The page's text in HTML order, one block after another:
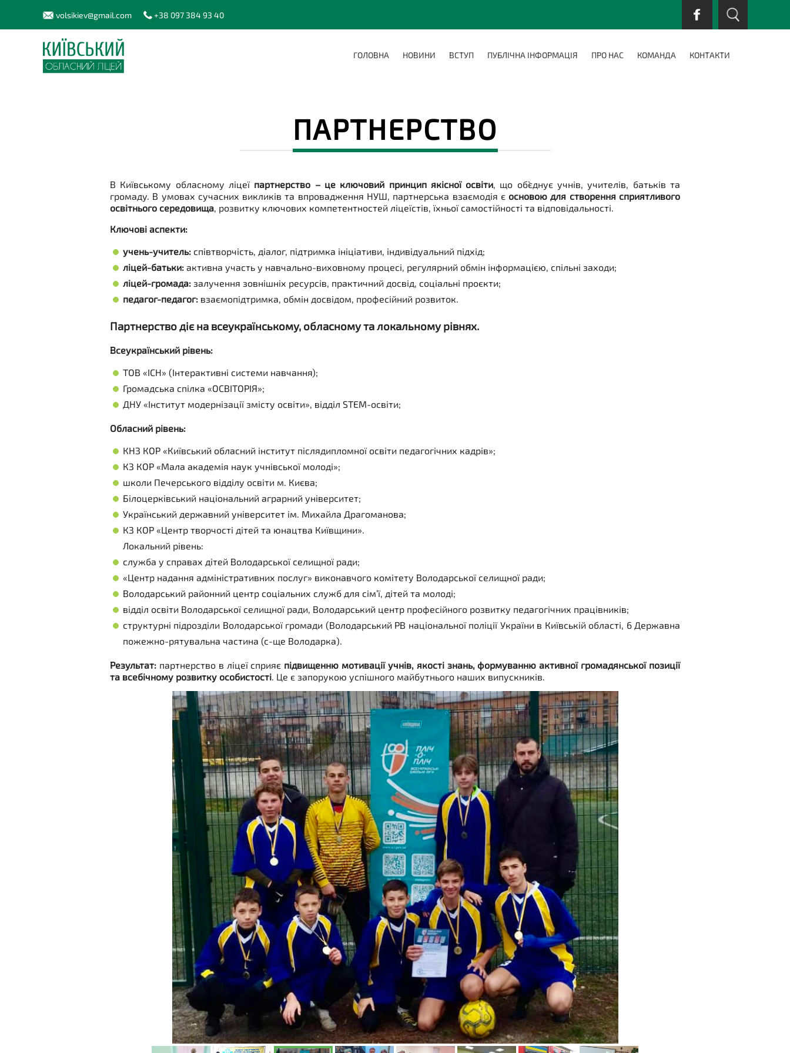
volsikiev@gmail.com +38 097 384 93 40
ГОЛОВНА НОВИНИ ВСТУП ПУБЛІЧНА ІНФОРМАЦІЯ ПРО НАС КОМАНДА КОНТАКТИ
ПАРТНЕРСТВО
В Київському обласному ліцеї партнерство – це ключовий принцип якісної освіти, що об`єднує учнів, учителів, батьків та
громаду. В умовах сучасних викликів та впровадження НУШ, партнерська взаємодія є основою для створення сприятливого
освітнього середовища, розвитку ключових компетентностей ліцеїстів, їхньої самостійності та відповідальності.
Ключові аспекти:
учень-учитель: співтворчість, діалог, підтримка ініціативи, індивідуальний підхід;
ліцей-батьки: активна участь у навчально-виховному процесі, регулярний обмін інформацією, спільні заходи;
ліцей-громада: залучення зовнішніх ресурсів, практичний досвід, соціальні проєкти;
педагог-педагог: взаємопідтримка, обмін досвідом, професійний розвиток.
Партнерство діє на всеукраїнському, обласному та локальному рівнях.
Всеукраїнський рівень:
ТОВ «ІСН» (Інтерактивні системи навчання);
Громадська спілка «ОСВІТОРІЯ»;
ДНУ «Інститут модернізації змісту освіти», відділ STEM-освіти;
Обласний рівень:
КНЗ КОР «Київський обласний інститут післядипломної освіти педагогічних кадрів»;
КЗ КОР «Мала академія наук учнівської молоді»;
школи Печерського відділу освіти м. Києва;
Білоцерківський національний аграрний університет;
Український державний університет ім. Михайла Драгоманова;
КЗ КОР «Центр творчості дітей та юнацтва Київщини».
Локальний рівень:
служба у справах дітей Володарської селищної ради;
«Центр надання адміністративних послуг» виконавчого комітету Володарської селищної ради;
Володарський районний центр соціальних служб для сім’ї, дітей та молоді;
відділ освіти Володарської селищної ради, Володарський центр професійного розвитку педагогічних працівників;
структурні підрозділи Володарської громади (Володарський РВ національної поліції України в Київській області, 6 Державна
пожежно-рятувальна частина (с-ще Володарка).
Результат: партнерство в ліцеї сприяє підвищенню мотивації учнів, якості знань, формуванню активної громадянської позиції
та всебічному розвитку особистості. Це є запорукою успішного майбутнього наших випускників.